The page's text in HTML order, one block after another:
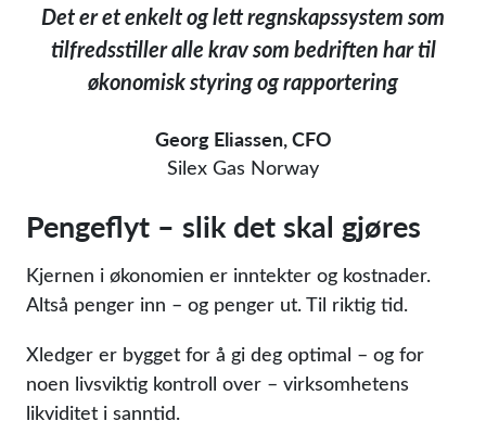
Det er et enkelt og lett regnskapssystem som
tilfredsstiller alle krav som bedriften har til
økonomisk styring og rapportering
Georg Eliassen, CFO
Silex Gas Norway
Pengeflyt – slik det skal gjøres
Kjernen i økonomien er inntekter og kostnader.
Altså penger inn – og penger ut. Til riktig tid.
Xledger er bygget for å gi deg optimal – og for
noen livsviktig kontroll over – virksomhetens
likviditet i sanntid.